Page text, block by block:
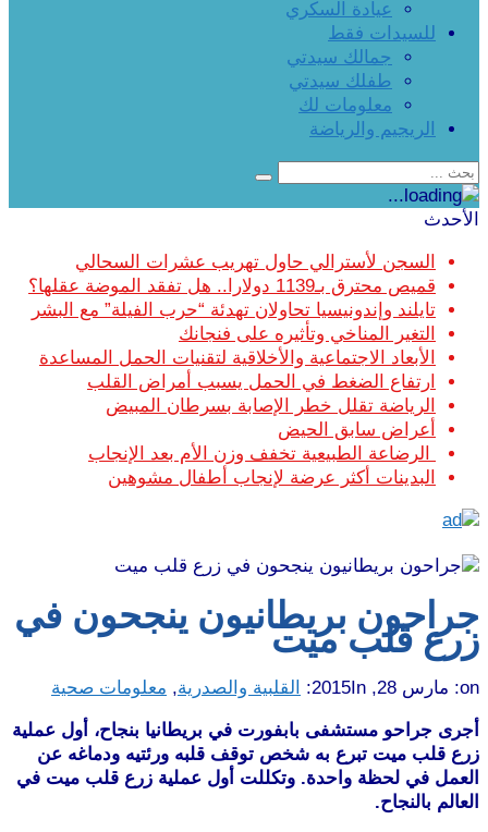
عيادة السكري
للسيدات فقط
جمالك سيدتي
طفلك سيدتي
معلومات لك
الريجيم والرياضة
الأحدث
السجن لأسترالي حاول تهريب عشرات السحالي
قميص محترق بـ1139 دولارا.. هل تفقد الموضة عقلها؟
تايلند وإندونيسيا تحاولان تهدئة “حرب الفيلة” مع البشر
التغير المناخي وتأثيره على فنجانك
الأبعاد الاجتماعية والأخلاقية لتقنيات الحمل المساعدة
ارتفاع الضغط في الحمل يسبب أمراض القلب
الرياضة تقلل خطر الإصابة بسرطان المبيض
أعراض سابق الحيض
الرضاعة الطبيعية تخفف وزن الأم بعد الإنجاب
البدينات أكثر عرضة لإنجاب أطفال مشوهين
جراحون بريطانيون ينجحون في
زرع قلب ميت
on: مارس 28, 2015 In: القلبية والصدرية, معلومات صحية
أجرى جراحو مستشفى بابفورت في بريطانيا بنجاح، أول عملية
زرع قلب ميت تبرع به شخص توقف قلبه ورئتيه ودماغه عن
العمل في لحظة واحدة. وتكللت أول عملية زرع قلب ميت في
العالم بالنجاح.